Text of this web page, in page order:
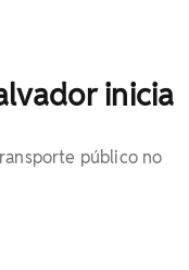
inicia
público no